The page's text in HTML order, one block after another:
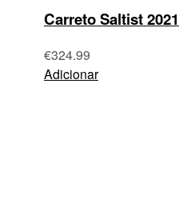
Carreto Saltist
€324.99
Adicionar